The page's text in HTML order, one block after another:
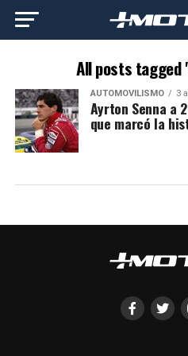
All posts tagged
AUTOMOVILISMO 3
Ayrton Senna a
que marcó la